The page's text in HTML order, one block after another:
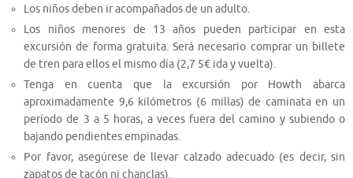
Los niños deben ir acompañados de un adulto.
Los niños menores de 13 años pueden participar en esta
excursión de forma gratuita. Será necesario comprar un billete
de tren para ellos el mismo día (2,7 5€ ida y vuelta).
Tenga en cuenta que la excursión por Howth abarca
aproximadamente 9,6 kilómetros (6 millas) de caminata en un
período de 3 a 5 horas, a veces fuera del camino y subiendo o
bajando pendientes empinadas.
Por favor, asegúrese de llevar calzado adecuado (es decir, sin
zapatos de tacón ni chanclas).